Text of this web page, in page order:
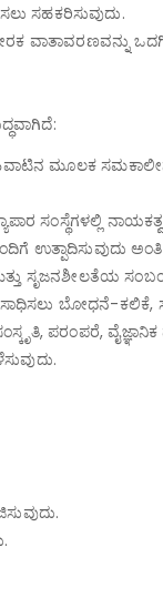
ಸಹಕರಿಸುವುದು.
ವಾತಾವರಣವನ್ನು
ಮೂಲಕ ಸಮಕಾಲೀನ,
ಸಂಸ್ಥೆಗಳಲ್ಲಿ
ಉತ್ಪಾದಿಸುವುದು
ಸೃಜನಶೀಲತೆಯ
ಬೋಧನೆ-ಕಲಿಕೆ,
ಪರಂಪರೆ,